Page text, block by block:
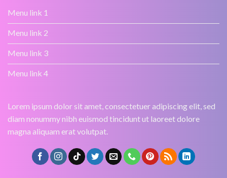
Menu link 1
Menu link 2
Menu link 3
Menu link 4
Lorem ipsum dolor sit amet, consectetuer adipiscing elit, sed
diam nonummy nibh euismod tincidunt ut laoreet dolore
magna aliquam erat volutpat.